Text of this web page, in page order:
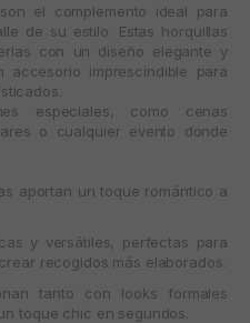
son el complemento ideal para
de su estilo. Estas horquillas
con un diseño elegante y
accesorio imprescindible para
especiales, como cenas
o cualquier evento donde
aportan un toque romántico a
y versátiles, perfectas para
recogidos más elaborados.
tanto con looks formales
toque chic en segundos.